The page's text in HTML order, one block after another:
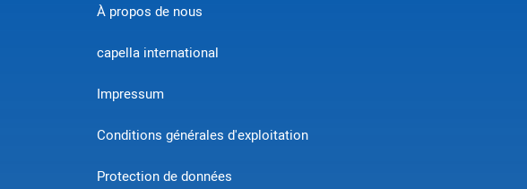
À propos de nous
capella international
Impressum
Conditions générales d'exploitation
Protection de données